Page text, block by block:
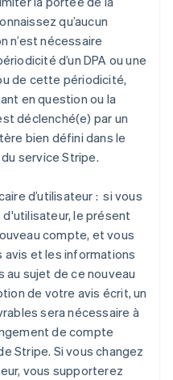
qu’aucun
n’est nécessaire
d’un DPA ou une
de cette périodicité,
en question ou la
déclenché(e) par un
bien défini dans le
service Stripe.
d’utilisateur : si vous
le présent
compte, et vous
avis et les informations
au sujet de ce nouveau
de votre avis écrit, un
sera nécessaire à
de compte
Stripe. Si vous changez
vous supporterez